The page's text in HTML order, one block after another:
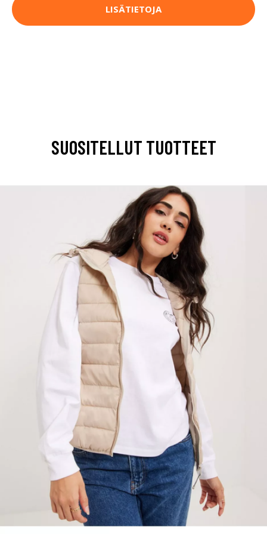
LISÄTIETOJA
SUOSITELLUT TUOTTEET